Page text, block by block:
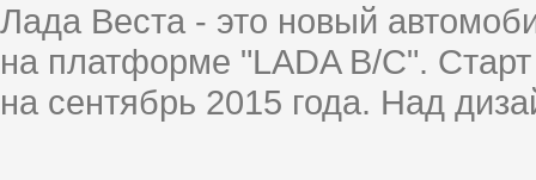
Лада Веста - это новый
на платформе "LADA B/C".
на сентябрь 2015 года. Над